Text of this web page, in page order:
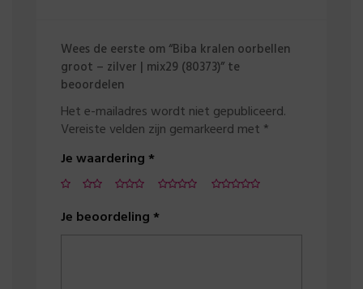
Wees de eerste om “Biba kralen oorbellen
groot – zilver | mix29 (80373)” te
beoordelen
Het e-mailadres wordt niet gepubliceerd.
Vereiste velden zijn gemarkeerd met *
Je waardering*
Je beoordeling*